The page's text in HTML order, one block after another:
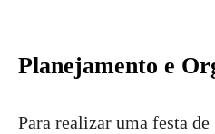
Planejamento e
Para realizar uma festa de